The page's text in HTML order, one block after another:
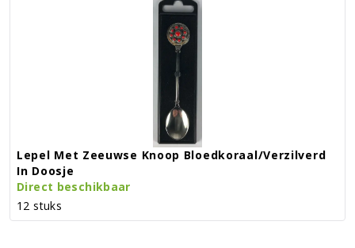
Lepel Met Zeeuwse Knoop Bloedkoraal/verzilverd
In Doosje
Direct beschikbaar
12 stuks